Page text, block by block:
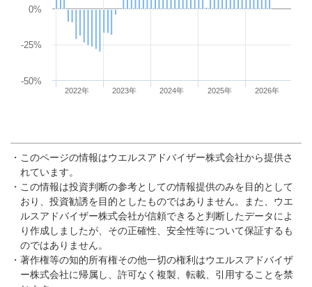
-50%
-25%
0%
2022年 2023年 2024年 2025年 2026年
・このページの情報はウエルスアドバイザー株式会社から提供さ
れています。
・この情報は投資判断の参考としての情報提供のみを目的として
おり、投資勧誘を目的としたものではありません。また、ウエ
ルスアドバイザー株式会社が信頼できると判断したデータによ
り作成しましたが、その正確性、安全性等について保証するも
のではありません。
・著作権等の知的所有権その他一切の権利はウエルスアドバイザ
ー株式会社に帰属し、許可なく複製、転載、引用することを禁